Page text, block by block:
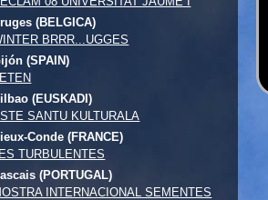
(BELGICA)
BRRR...UGGES
(SPAIN)
(EUSKADI)
SANTU KULTURALA
Conde (FRANCE)
TURBULENTES
(PORTUGAL)
INTERNACIONAL SEMENTES